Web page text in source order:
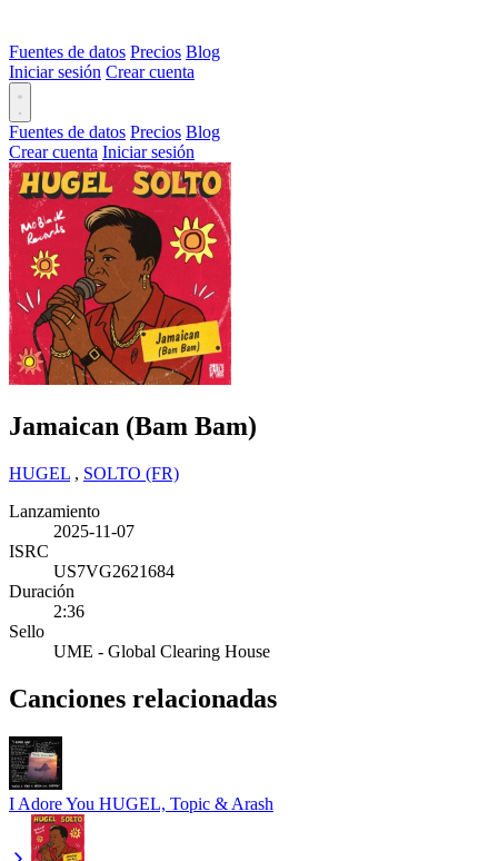
Fuentes de datos Precios Blog
Iniciar sesión Crear cuenta
Fuentes de datos Precios Blog
Crear cuenta Iniciar sesión
Jamaican (Bam Bam)
HUGEL , SOLTO (FR)
Lanzamiento
2025-11-07
ISRC
US7VG2621684
Duración
2:36
Sello
UME - Global Clearing House
Canciones relacionadas
I Adore You HUGEL, Topic & Arash